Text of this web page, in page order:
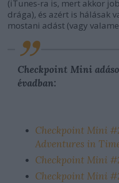
(iTunes-ra is, mert akkor
drága), és azért is hálásak
mostani adást (vagy
Checkpoint Mini
évadban:
Checkpoint Mini
Adventures in
Checkpoint Mini
Checkpoint Mini